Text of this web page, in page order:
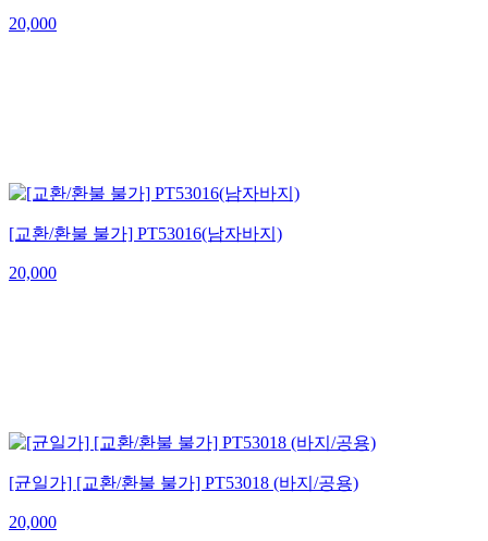
20,000
[교환/환불 불가] PT53016(남자바지)
20,000
[균일가] [교환/환불 불가] PT53018 (바지/공용)
20,000